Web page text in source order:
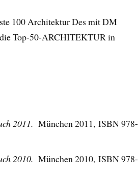
100 Architektur Des mit DM
Top-50-ARCHITEKTUR in
2011. München 2011, ISBN 978-
2010. München 2010, ISBN 978-